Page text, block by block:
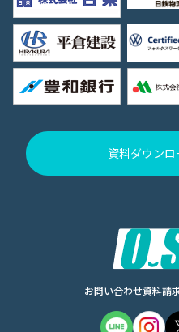
資料ダウン
お問い合わせ資料請